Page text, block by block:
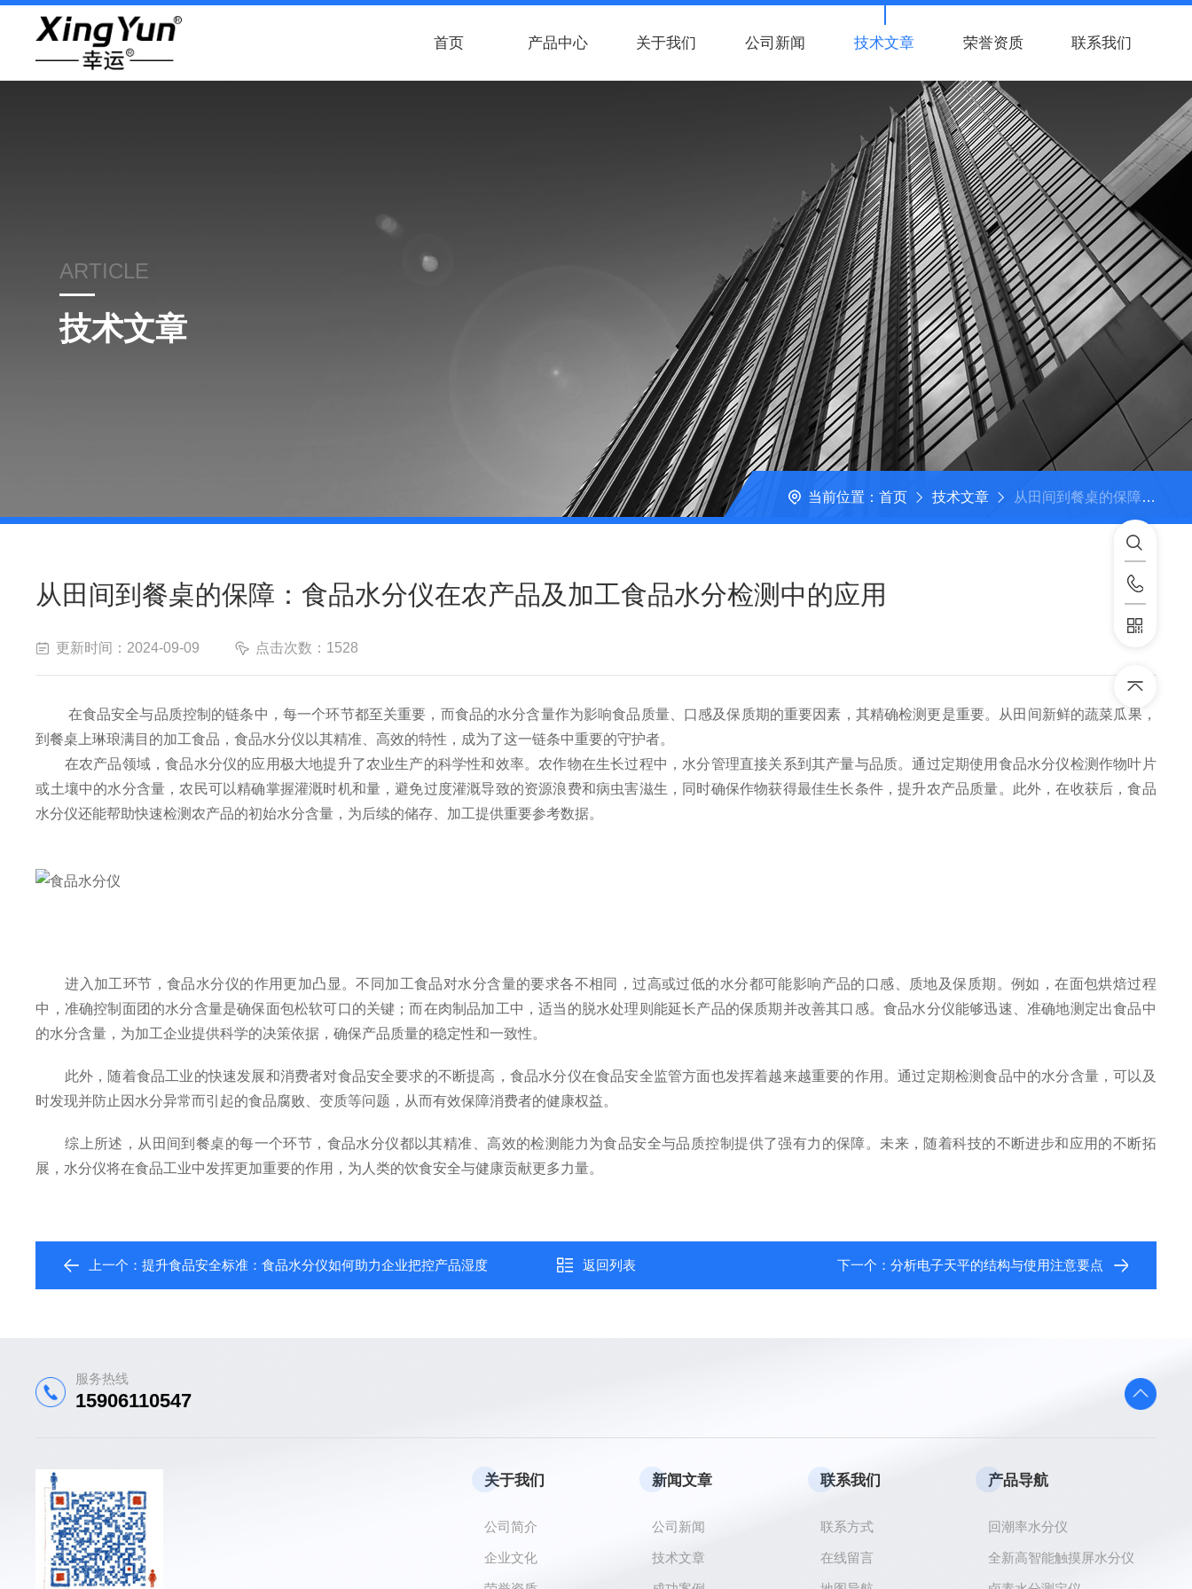
首页 产品中心 关于我们 公司新闻 技术文章 荣誉资质 联系我们
ARTICLE
技术文章
当前位置： 首页 技术文章 从田间到餐桌的保障：食品水分仪在农产品及加工食品水分检测中的应用
从田间到餐桌的保障：食品水分仪在农产品及加工食品水分检测中的应用
更新时间：2024-09-09 点击次数：1528
在食品安全与品质控制的链条中，每一个环节都至关重要，而食品的水分含量作为影响食品质量、口感及保质期的重要因素，其精确检测更是重要。从田间新鲜的蔬菜瓜果，
到餐桌上琳琅满目的加工食品，食品水分仪以其精准、高效的特性，成为了这一链条中重要的守护者。
在农产品领域，食品水分仪的应用极大地提升了农业生产的科学性和效率。农作物在生长过程中，水分管理直接关系到其产量与品质。通过定期使用食品水分仪检测作物叶片
或土壤中的水分含量，农民可以精确掌握灌溉时机和量，避免过度灌溉导致的资源浪费和病虫害滋生，同时确保作物获得最佳生长条件，提升农产品质量。此外，在收获后，食品
水分仪还能帮助快速检测农产品的初始水分含量，为后续的储存、加工提供重要参考数据。
进入加工环节，食品水分仪的作用更加凸显。不同加工食品对水分含量的要求各不相同，过高或过低的水分都可能影响产品的口感、质地及保质期。例如，在面包烘焙过程
中，准确控制面团的水分含量是确保面包松软可口的关键；而在肉制品加工中，适当的脱水处理则能延长产品的保质期并改善其口感。食品水分仪能够迅速、准确地测定出食品中
的水分含量，为加工企业提供科学的决策依据，确保产品质量的稳定性和一致性。
此外，随着食品工业的快速发展和消费者对食品安全要求的不断提高，食品水分仪在食品安全监管方面也发挥着越来越重要的作用。通过定期检测食品中的水分含量，可以及
时发现并防止因水分异常而引起的食品腐败、变质等问题，从而有效保障消费者的健康权益。
综上所述，从田间到餐桌的每一个环节，食品水分仪都以其精准、高效的检测能力为食品安全与品质控制提供了强有力的保障。未来，随着科技的不断进步和应用的不断拓
展，水分仪将在食品工业中发挥更加重要的作用，为人类的饮食安全与健康贡献更多力量。
上一个：提升食品安全标准：食品水分仪如何助力企业把控产品湿度 返回列表 下一个： 分析电子天平的结构与使用注意要点
服务热线
15906110547
关于我们
公司简介
企业文化
新闻文章
公司新闻
技术文章
联系我们
联系方式
在线留言
产品导航
回潮率水分仪
全新高智能触摸屏水分仪